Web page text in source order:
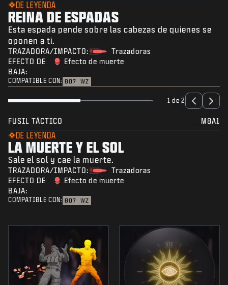
DE LEYENDA
REINA DE ESPADAS
Esta espada pende sobre las cabezas de quienes se
oponen a ti.
TRAZADORA/IMPACTO:
Trazadoras
EFECTO DE
BAJA:
Efecto de muerte
COMPATIBLE CON: BO7 WZ
1 de 2
FUSIL TÁCTICO M8A1
DE LEYENDA
LA MUERTE Y EL SOL
Sale el sol y cae la muerte.
TRAZADORA/IMPACTO:
Trazadoras
EFECTO DE
BAJA:
Efecto de muerte
COMPATIBLE CON: BO7 WZ